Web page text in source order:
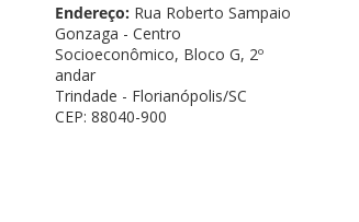
Endereço: Rua Roberto Sampaio
Gonzaga - Centro
Socioeconômico, Bloco G, 2º
andar
Trindade - Florianópolis/SC
CEP: 88040-900